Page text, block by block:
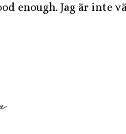
enough. Jag är